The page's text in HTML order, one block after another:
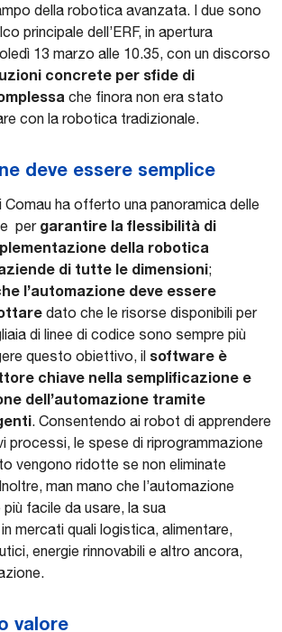
della robotica avanzata. I due sono
principale dell’ERF, in apertura
13 marzo alle 10.35, con un discorso
concrete per sfide di
che finora non era stato
con la robotica tradizionale.
deve essere semplice
Comau ha offerto una panoramica delle
per garantire la flessibilità di
della robotica
di tutte le dimensioni;
l’automazione deve essere
dato che le risorse disponibili per
di linee di codice sono sempre più
questo obiettivo, il software è
chiave nella semplificazione e
dell’automazione tramite
. Consentendo ai robot di apprendere
processi, le spese di riprogrammazione
vengono ridotte se non eliminate
man mano che l’automazione
facile da usare, la sua
mercati quali logistica, alimentare,
energie rinnovabili e altro ancora,
valore